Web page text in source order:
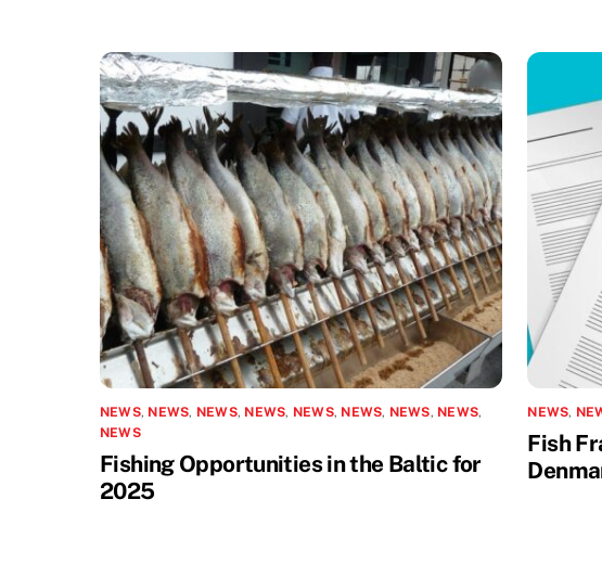
NEWS, NEWS, NEWS, NEWS, NEWS, NEWS, NEWS, NEWS,
NEWS
Fishing Opportunities in the Baltic for
2025
NEWS,
Fish